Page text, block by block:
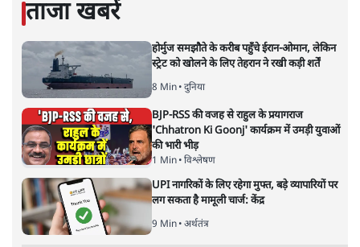
नतीजों पर परदे डालता घोषणा प्रधान
बजट!
अर्थतंत्र| अनन्त मित्तल| 1 FEB, 2026